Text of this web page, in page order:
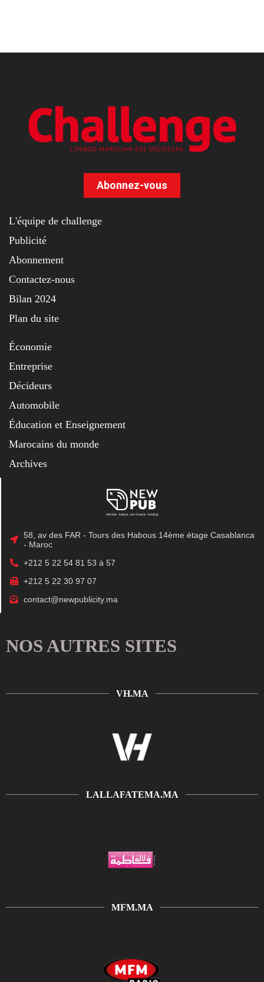
Abonnez-vous
L'équipe de challenge
Publicité
Abonnement
Contactez-nous
Bilan 2024
Plan du site
Économie
Entreprise
Décideurs
Automobile
Éducation et Enseignement
Marocains du monde
Archives
58, av des FAR - Tours des Habous 14ème étage Casablanca
- Maroc
+212 5 22 54 81 53 à 57
+212 5 22 30 97 07
contact@newpublicity.ma
NOS AUTRES SITES
VH.MA
LALLAFATEMA.MA
MFM.MA